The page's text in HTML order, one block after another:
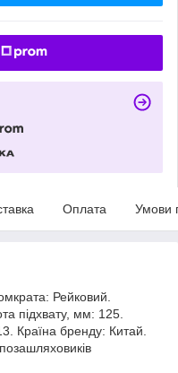
Оплата Умови
Рейковий.
підхвату, мм: 125.
Країна бренду: Китай.